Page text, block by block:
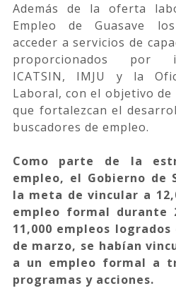
Además de la oferta
Empleo de Guasave
acceder a servicios de
proporcionados por
ICATSIN, IMJU y la
Laboral, con el objetivo
que fortalezcan el
buscadores de empleo.
Como parte de la
empleo, el Gobierno de
la meta de vincular a
empleo formal durante
11,000 empleos
de marzo, se habían
a un empleo formal a
programas y acciones.